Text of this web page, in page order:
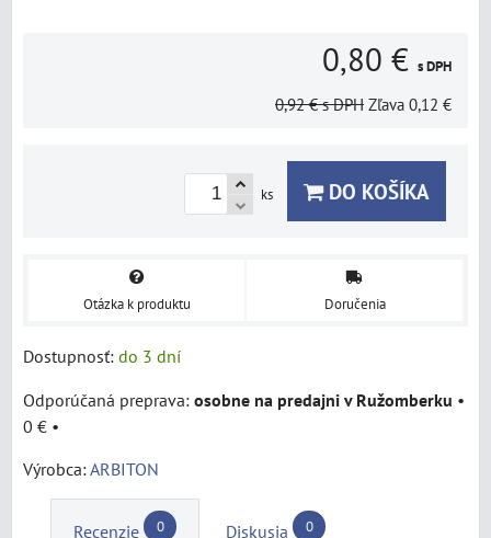
0,80 € s DPH
0,92 € s DPH Zľava 0,12 €
ks DO KOŠÍKA
Otázka k produktu Doručenia
Dostupnosť: do 3 dní
osobne na predajni v Ružomberku •
0 € •
Výrobca:ARBITON
Recenzie 0 Diskusia 0